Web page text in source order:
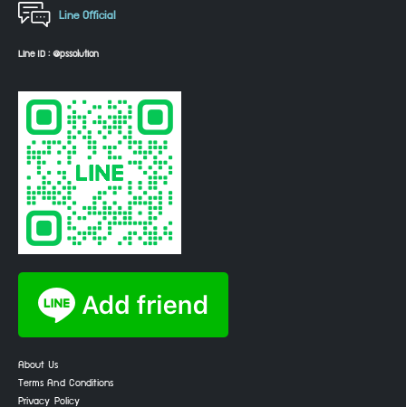
Line Official
Line ID : @pssolution
About Us
Terms And Conditions
Privacy Policy